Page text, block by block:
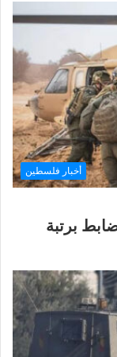
أخبار فلسطين
برتبة